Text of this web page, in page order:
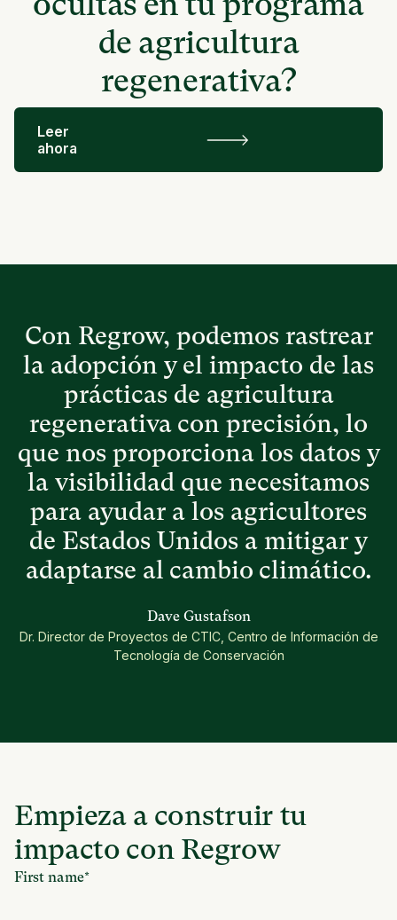
de agricultura
regenerativa?
Leer
ahora
Con Regrow, podemos rastrear
la adopción y el impacto de las
prácticas de agricultura
regenerativa con precisión, lo
que nos proporciona los datos y
la visibilidad que necesitamos
para ayudar a los agricultores
de Estados Unidos a mitigar y
adaptarse al cambio climático.
Dave Gustafson
Dr. Director de Proyectos de CTIC, Centro de Información de
Tecnología de Conservación
Empieza a construir tu
impacto con Regrow
First name*